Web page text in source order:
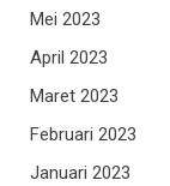
Mei 2023
April 2023
Maret 2023
Februari 2023
Januari 2023